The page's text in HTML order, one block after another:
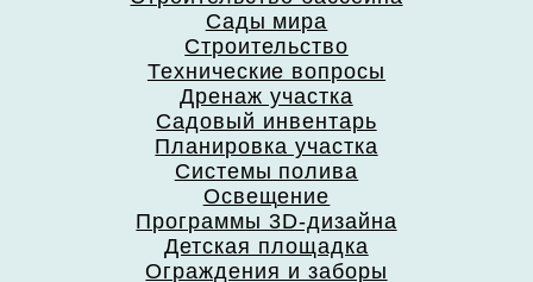
Сады мира
Строительство
Технические вопросы
Дренаж участка
Садовый инвентарь
Планировка участка
Системы полива
Освещение
Программы 3D-дизайна
Детская площадка
Ограждения и заборы